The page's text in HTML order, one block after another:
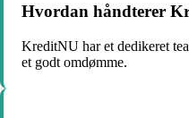
Hvordan håndterer
KreditNU har et dedikeret
et godt omdømme.